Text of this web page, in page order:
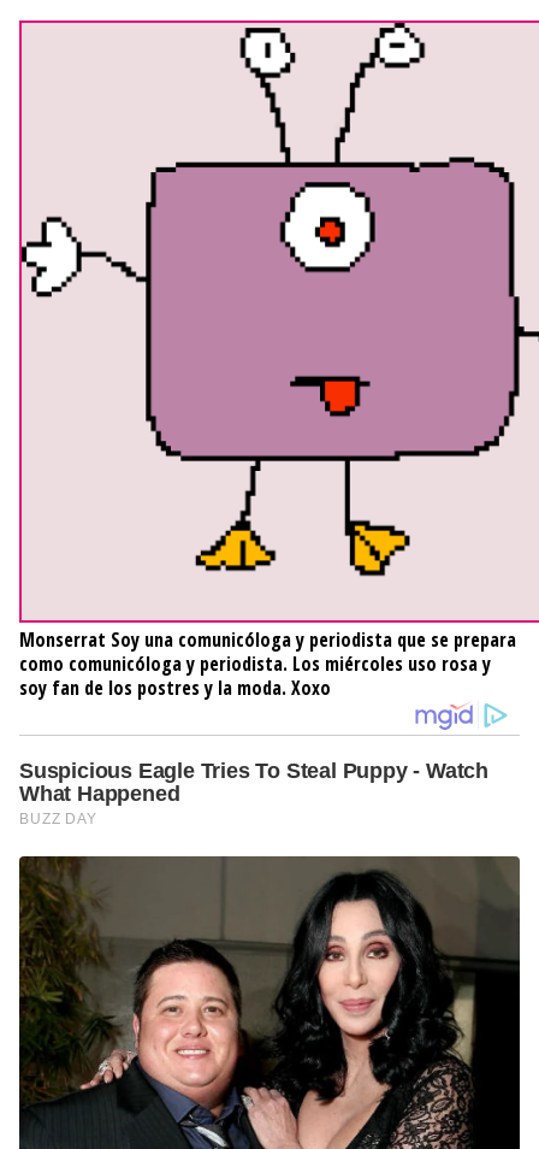
Monserrat Soy una comunicóloga y periodista que se prepara
como comunicóloga y periodista. Los miércoles uso rosa y
soy fan de los postres y la moda. Xoxo